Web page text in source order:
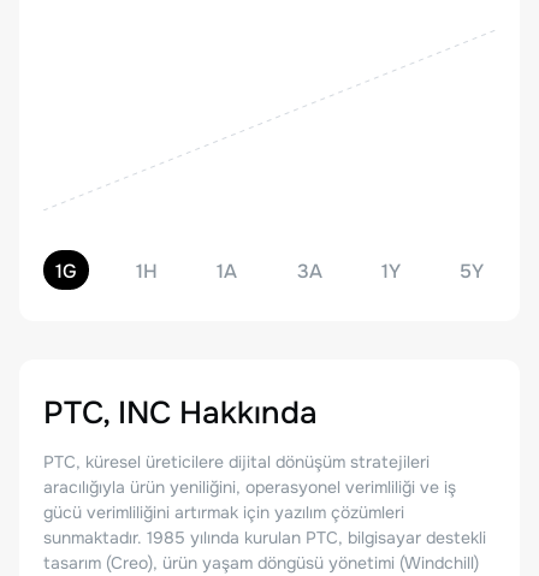
1G 1H 1A 3A 1Y 5Y
PTC, INC Hakkında
PTC, küresel üreticilere dijital dönüşüm stratejileri
aracılığıyla ürün yeniliğini, operasyonel verimliliği ve iş
gücü verimliliğini artırmak için yazılım çözümleri
sunmaktadır. 1985 yılında kurulan PTC, bilgisayar destekli
tasarım (Creo), ürün yaşam döngüsü yönetimi (Windchill)